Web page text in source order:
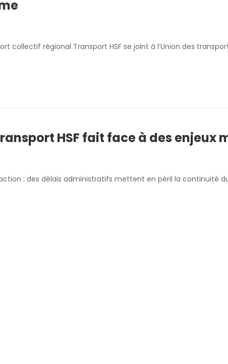
collectif régional Transport HSF se joint à l’Union des
HSF fait face à des enjeux
: des délais administratifs mettent en péril la continuité